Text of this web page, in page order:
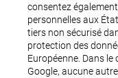
consentez
personnelles aux
tiers non sécurisé
protection des
Européenne. Dans
Google, aucune